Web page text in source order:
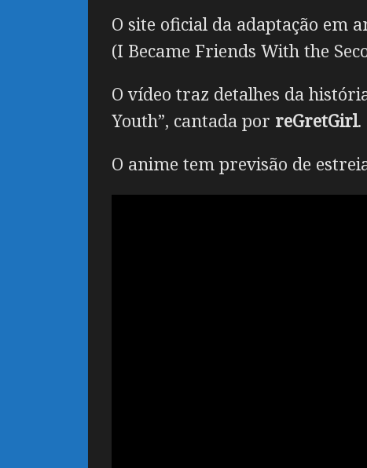
O site oficial da adaptação em
(I Became Friends With the
O vídeo traz detalhes da
Youth”, cantada por reGretGirl.
O anime tem previsão de